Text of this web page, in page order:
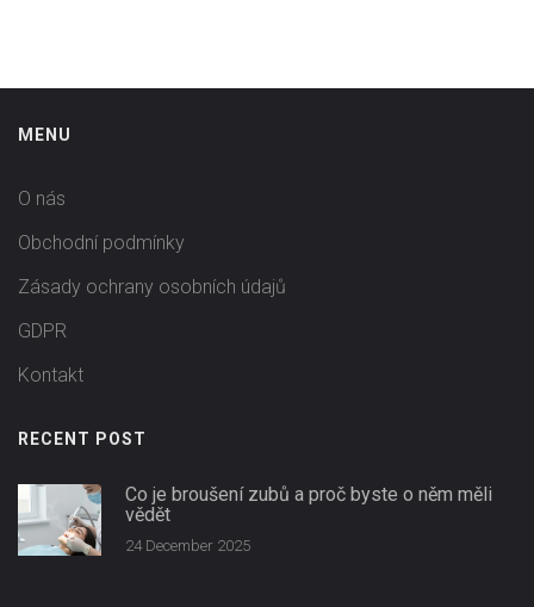
MENU
O nás
Obchodní podmínky
Zásady ochrany osobních údajů
GDPR
Kontakt
RECENT POST
Co je broušení zubů a proč byste o něm měli
vědět
24 December 2025